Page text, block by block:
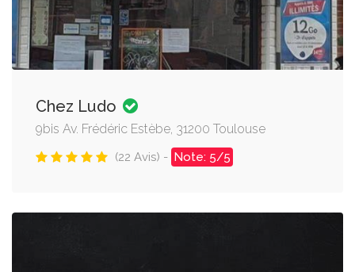
Chez Ludo
9bis Av. Frédéric Estèbe, 31200 Toulouse
(22 Avis) - Note: 5/5